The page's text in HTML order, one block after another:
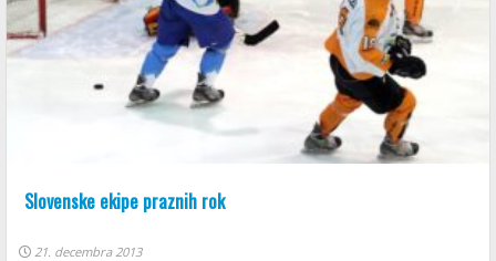
Slovenske ekipe praznih rok
21. decembra 2013